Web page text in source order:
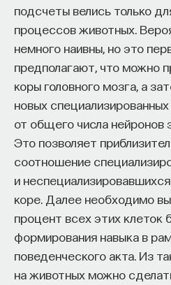
подсчеты велись только
процессов животных.
немного наивны, но это
предполагают, что можно
коры головного мозга, а
новых
от общего числа нейронов
Это позволяет
соотношение
и
коре. Далее необходимо
процент всех этих клеток
формирования навыка в
поведенческого акта. Из
на животных можно